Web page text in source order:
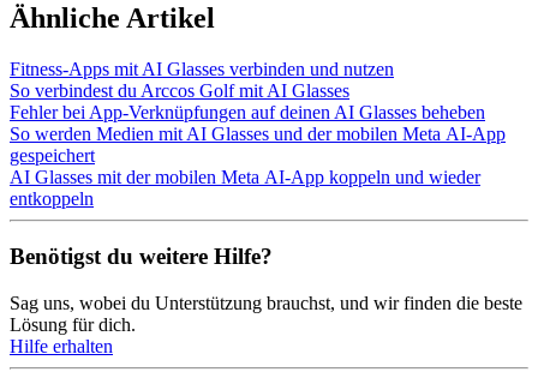
Ähnliche Artikel
Fitness-Apps mit AI Glasses verbinden und nutzen
So verbindest du Arccos Golf mit AI Glasses
Fehler bei App-Verknüpfungen auf deinen AI Glasses beheben
So werden Medien mit AI Glasses und der mobilen Meta AI-App
gespeichert
AI Glasses mit der mobilen Meta AI-App koppeln und wieder
entkoppeln
Benötigst du weitere Hilfe?
Sag uns, wobei du Unterstützung brauchst, und wir finden die beste
Lösung für dich.
Hilfe erhalten